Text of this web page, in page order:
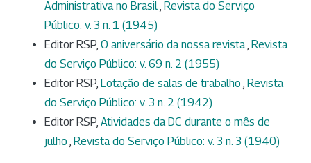
Administrativa no Brasil, Revista do Serviço
Público: v. 3 n. 1 (1945)
Editor RSP, O aniversário da nossa revista, Revista
do Serviço Público: v. 69 n. 2 (1955)
Editor RSP, Lotação de salas de trabalho , Revista
do Serviço Público: v. 3 n. 2 (1942)
Editor RSP, Atividades da DC durante o mês de
julho , Revista do Serviço Público: v. 3 n. 3 (1940)